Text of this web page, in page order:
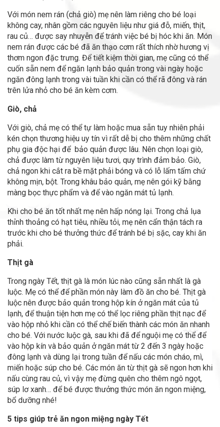
Với món nem rán (chả giò) mẹ nên làm riêng cho bé loại
không cay, nhân gồm các nguyên liệu như giá đỗ, miến, thịt,
rau củ… được say nhuyễn để tránh việc bé bị hóc khi ăn. Món
nem rán được các bé đã ăn thạo cơm rất thích nhờ hương vị
thơm ngon đặc trưng. Để tiết kiệm thời gian, mẹ cũng có thể
cuốn sẵn nem để ngăn lạnh bảo quản trong vài ngày hoặc
ngăn đông lạnh trong vài tuần khi cần có thể rã đông và rán
trên lửa nhỏ cho bé ăn kèm cơm.
Giò, chả
Với giò, chả mẹ có thể tự làm hoặc mua sẵn tuy nhiên phải
kén chọn thương hiệu uy tín vì rất dễ bị cho thêm những chất
phụ gia độc hại để bảo quản được lâu. Nên chọn loại giò,
chả được làm từ nguyên liệu tươi, quy trình đảm bảo. Giò,
chả ngon khi cắt ra bề mặt phải bóng và có lỗ lấm tấm chứ
không mịn, bột. Trong khâu bảo quản, mẹ nên gói kỹ bằng
màng bọc thực phẩm và để vào ngăn mát tủ lạnh.
Khi cho bé ăn tốt nhất mẹ nên hấp nóng lại. Trong chả lụa
thỉnh thoảng có hạt tiêu, nhiều tỏi, mẹ nên cẩn thận tách ra
trước khi cho bé thưởng thức để tránh bé bị sặc, cay khi ăn
phải.
Thịt gà
Trong ngày Tết, thịt gà là món lúc nào cũng sẵn nhất là gà
luộc. Mẹ có thể để phần món này làm đồ ăn cho bé. Thịt gà
luộc nên được bảo quản trong hộp kín ở ngăn mát của tủ
lạnh, để thuận tiện hơn mẹ có thể lọc riêng phần thịt nạc để
vào hộp nhỏ khi cần có thể chế biến thành các món ăn nhanh
cho bé. Với nước luộc gà, sau khi đã để nguội mẹ có thể để
vào hộp kín và bảo quản ở ngăn mát từ 2 đến 3 ngày hoặc
đông lạnh và dùng lại trong tuần để nấu các món cháo, mì,
miến hoặc súp cho bé. Các món ăn từ thịt gà sẽ ngon hơn khi
nấu cùng rau củ, vì vậy mẹ đừng quên cho thêm ngô ngọt,
súp lơ xanh… để bé được thưởng thức món ăn ngon miệng,
bổ dưỡng nhé!
5 tips giúp trẻ ăn ngon miệng ngày Tết